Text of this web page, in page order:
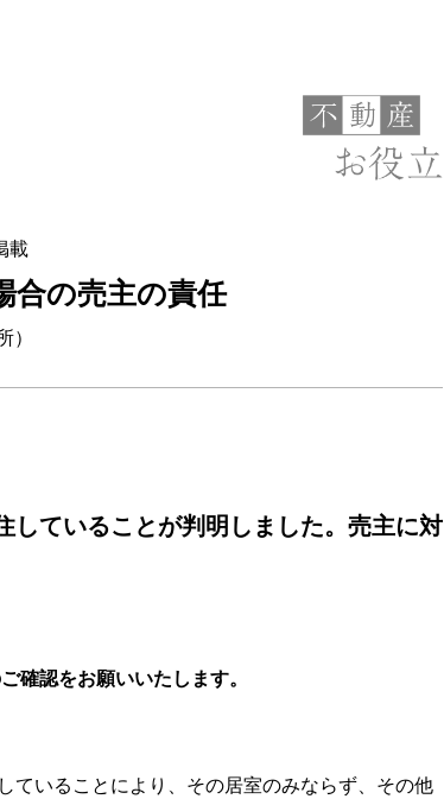
載
合の売主の責任
ていることが判明しました。売主に対
確認をお願いいたします。
いることにより、その居室のみならず、その他